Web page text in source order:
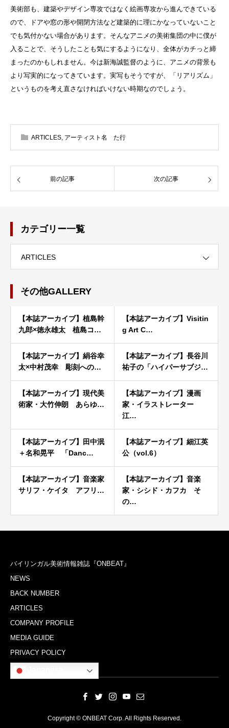
美術部も、建築やデザイン専攻ではなく絵画専攻から進んできている
ので、ドアや窓の形や開閉方法など建築的に理にかなっていないこと
でも気付かない場合があります。そんなアニメの美術集団の中に僕が
入ることで、そうしたことも気にするようになり、全体がカチっと締
まったのかもしれません。今は新海誠監督のように、アニメの背景も
より写実的になってきています。実写もそうですが、「リアリズム」
というものを考え直さなければいけない時期なのでしょう。
ARTICLES アーティスト名 た行
前の記事 次の記事
カテゴリー一覧
ARTICLES
その他GALLERY
【本誌アーカイブ】植島幹
九郎×徳永雄太 植島コ…
【本誌アーカイブ】Visitin
g Art C…
【本誌アーカイブ】絹谷幸
太×中村茂幸 彫刻への…
【本誌アーカイブ】長谷川
祐子の「ハイパーサブジ…
【本誌アーカイブ】現代美
術家・大竹伸朗 あらゆ…
【本誌アーカイブ】漫画
家・イラストレーター
江…
【本誌アーカイブ】田中泯
＋名和晃平 「Danc…
【本誌アーカイブ】細江英
公（vol.6）
【本誌アーカイブ】音楽家
サリフ・ケイタ アフリ…
【本誌アーカイブ】音楽
家・シシド・カフカ そ
の…
バイリンガル美術情報雑誌『ONBEAT』
NEWS
BACK NUMBER
ARTICLES
COMPANY PROFILE
MEDIA GUIDE
PRIVACY POLICY
Copyright © ONBEAT Corp. All Rights Reserved.